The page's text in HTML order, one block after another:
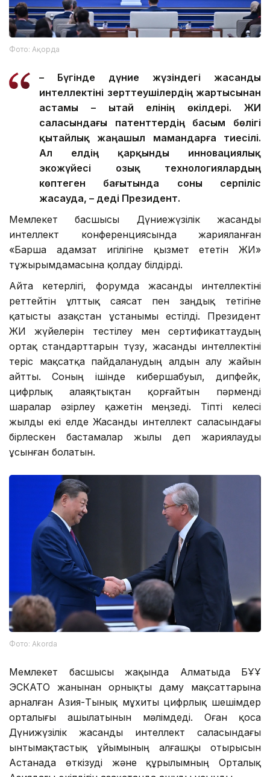
Фото: Ақорда
– Бүгінде дүние жүзіндегі жасанды
интеллектіні зерттеушілердің жартысынан
астамы – Қытай елінің өкілдері. ЖИ
саласындағы патенттердің басым бөлігі
қытайлық жаңашыл мамандарға тиесілі.
Ал елдің қарқынды инновациялық
экожүйесі озық технологиялардың
көптеген бағытында соны серпіліс
жасауда, – деді Президент.
Мемлекет басшысы Дүниежүзілік жасанды
интеллект конференциясында жарияланған
«Барша адамзат игілігіне қызмет ететін ЖИ»
тұжырымдамасына қолдау білдірді.
Айта кетерлігі, форумда жасанды интеллектіні
реттейтін ұлттық саясат пен заңдық тетігіне
қатысты Қазақстан ұстанымы естілді. Президент
ЖИ жүйелерін тестілеу мен сертификаттаудың
ортақ стандарттарын түзу, жасанды интеллектіні
теріс мақсатқа пайдаланудың алдын алу жайын
айтты. Соның ішінде кибершабуыл, дипфейк,
цифрлық алаяқтықтан қорғайтын пәрменді
шаралар әзірлеу қажетін меңзеді. Тіпті келесі
жылды екі елде Жасанды интеллект саласындағы
бірлескен бастамалар жылы деп жариялауды
ұсынған болатын.
Фото: Аkorda
Мемлекет басшысы жақында Алматыда БҰҰ
ЭСКАТО жанынан орнықты даму мақсаттарына
арналған Азия-Тынық мұхиты цифрлық шешімдер
орталығы ашылатынын мәлімдеді. Оған қоса
Дүнижүзілік жасанды интеллект саласындағы
ынтымақтастық ұйымының алғашқы отырысын
Астанада өткізуді және құрылымның Орталық